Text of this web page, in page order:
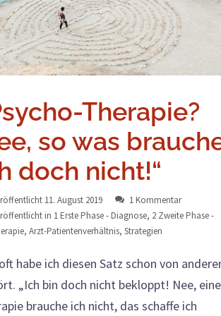
Therapie?
so was
doch nicht!“
11. August 2019
1 Kommentar
in 1 Erste Phase - Diagnose, 2 Zweite Phase -
, Arzt-Patientenverhältnis, Strategien
habe ich diesen Satz schon von
„Ich bin doch nicht bekloppt! Nee, eine
brauche ich nicht, das schaffe ich